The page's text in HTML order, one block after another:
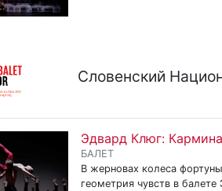
Словенский
Эдвард Клюг:
БАЛЕТ
В жерновах колеса
геометрия чувств в